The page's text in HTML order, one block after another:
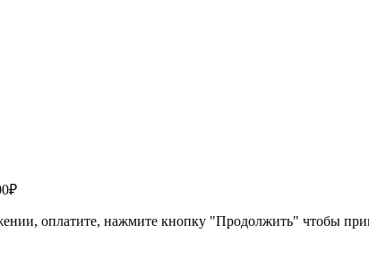
₽
оплатите, нажмите кнопку "Продолжить" чтобы